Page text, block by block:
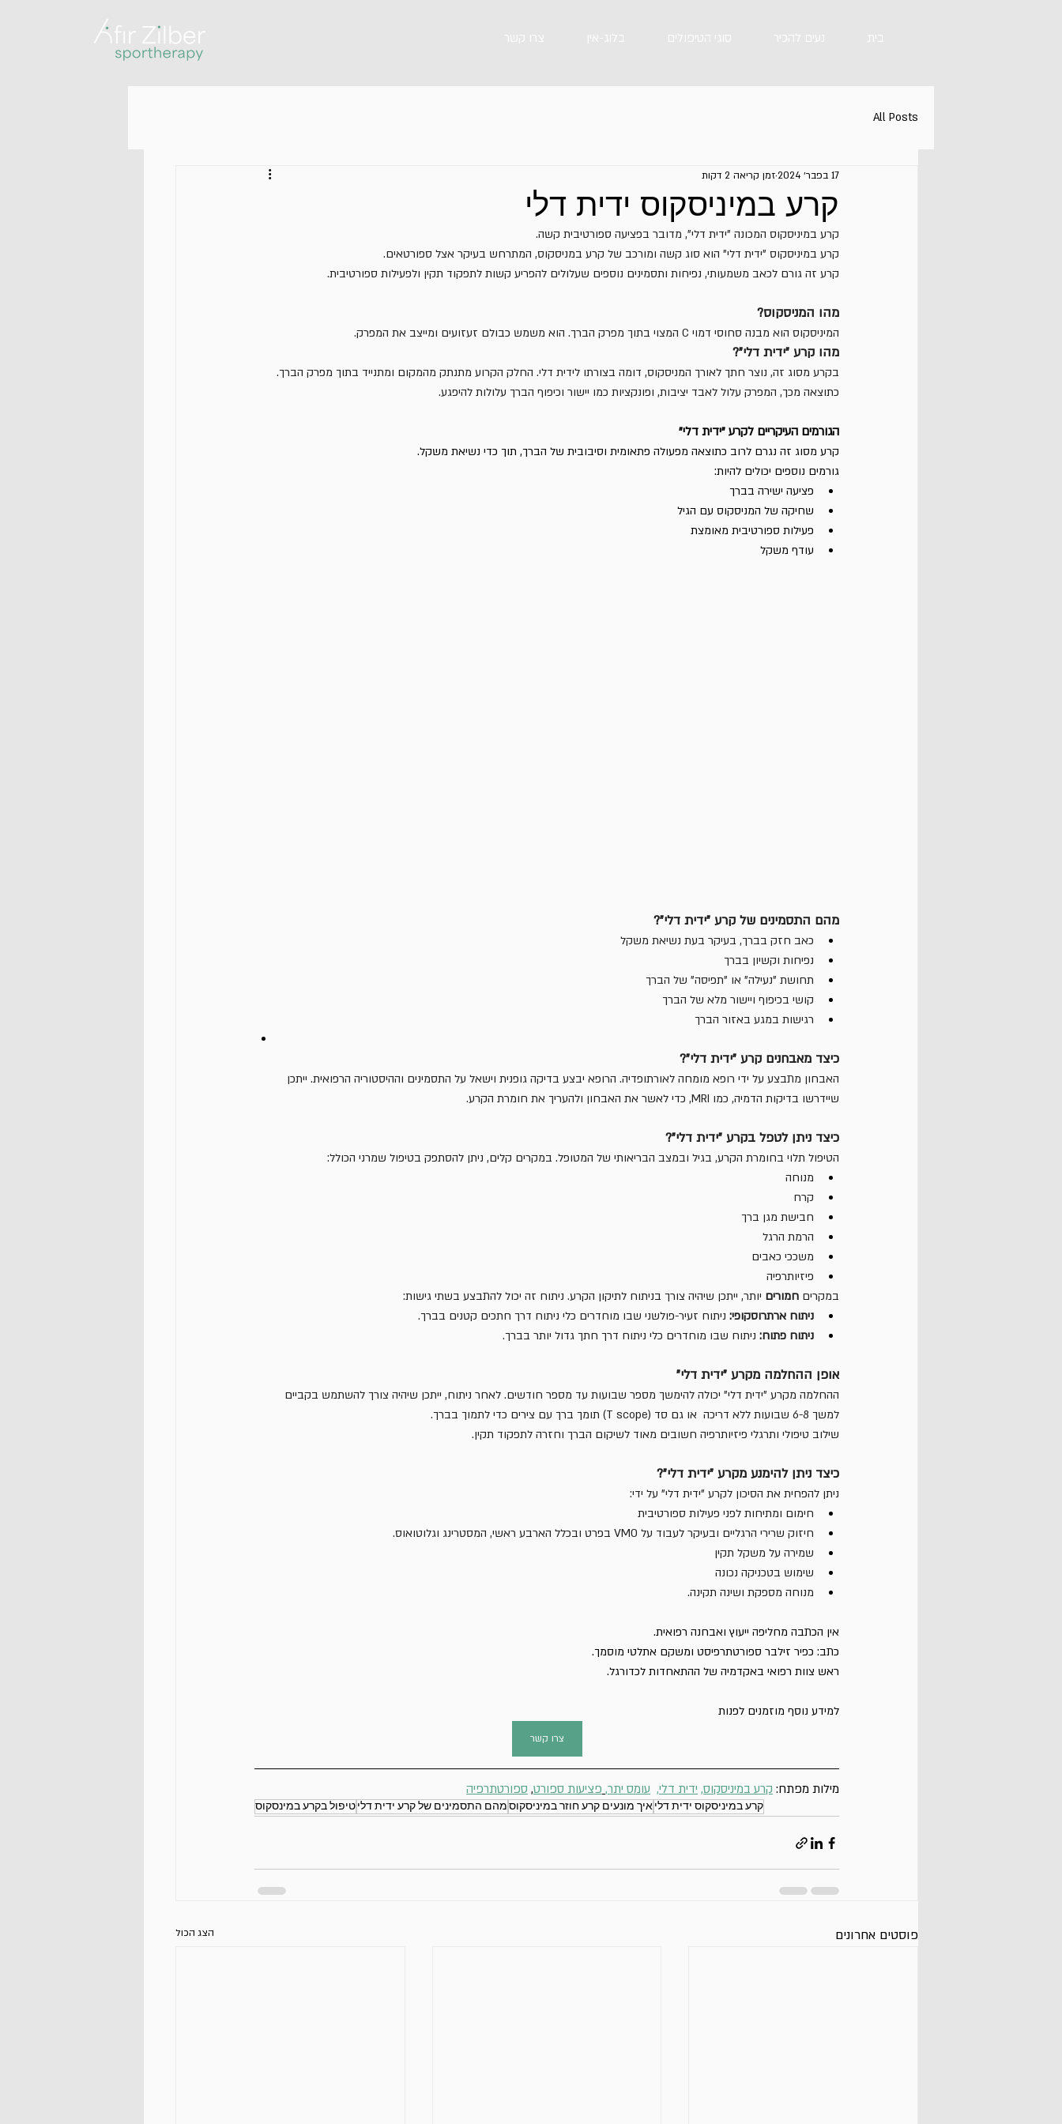
בית נעים להכיר סוגי הטיפולים בלוג-אין צרו קשר
All Posts
קרע במיניסקוס ידית דלי
17 בפבר׳ 2024 זמן קריאה 2 דקות
קרע במיניסקוס המכונה "ידית דלי", מדובר בפציעה ספורטיבית קשה.
קרע במיניסקוס "ידית דלי" הוא סוג קשה ומורכב של קרע במניסקוס, המתרחש בעיקר אצל ספורטאים.
קרע זה גורם לכאב משמעותי, נפיחות ותסמינים נוספים שעלולים להפריע קשות לתפקוד תקין ולפעילות ספורטיבית.
מהו המניסקוס?
המיניסקוס הוא מבנה סחוסי דמוי C המצוי בתוך מפרק הברך. הוא משמש כבולם זעזועים ומייצב את המפרק.
מהו קרע "ידית דלי"?
בקרע מסוג זה, נוצר חתך לאורך המניסקוס, דומה בצורתו לידית דלי. החלק הקרוע מתנתק מהמקום ומתנייד בתוך מפרק הברך.
כתוצאה מכך, המפרק עלול לאבד יציבות, ופונקציות כמו יישור וכיפוף הברך עלולות להיפגע.
הגורמים העיקריים לקרע "ידית דלי"
קרע מסוג זה נגרם לרוב כתוצאה מפעולה פתאומית וסיבובית של הברך, תוך כדי נשיאת משקל.
גורמים נוספים יכולים להיות:
פציעה ישירה בברך
שחיקה של המניסקוס עם הגיל
פעילות ספורטיבית מאומצת
עודף משקל
מהם התסמינים של קרע "ידית דלי"?
כאב חזק בברך, בעיקר בעת נשיאת משקל
נפיחות וקשיון בברך
תחושת "נעילה" או "תפיסה" של הברך
קושי בכיפוף ויישור מלא של הברך
רגישות במגע באזור הברך
כיצד מאבחנים קרע "ידית דלי"?
האבחון מתבצע על ידי רופא מומחה לאורתופדיה. הרופא יבצע בדיקה גופנית וישאל על התסמינים וההיסטוריה הרפואית. ייתכן
שיידרשו בדיקות הדמיה, כמו MRI, כדי לאשר את האבחון ולהעריך את חומרת הקרע.
כיצד ניתן לטפל בקרע "ידית דלי"?
הטיפול תלוי בחומרת הקרע, בגיל ובמצב הבריאותי של המטופל. במקרים קלים, ניתן להסתפק בטיפול שמרני הכולל:
מנוחה
קרח
חבישת מגן ברך
הרמת הרגל
משככי כאבים
פיזיותרפיה
במקרים חמורים יותר, ייתכן שיהיה צורך בניתוח לתיקון הקרע. ניתוח זה יכול להתבצע בשתי גישות:
ניתוח ארתרוסקופי: ניתוח זעיר-פולשני שבו מוחדרים כלי ניתוח דרך חתכים קטנים בברך.
ניתוח פתוח: ניתוח שבו מוחדרים כלי ניתוח דרך חתך גדול יותר בברך.
אופן ההחלמה מקרע "ידית דלי"
ההחלמה מקרע "ידית דלי" יכולה להימשך מספר שבועות עד מספר חודשים. לאחר ניתוח, ייתכן שיהיה צורך להשתמש בקביים
למשך 6-8 שבועות ללא דריכה  או גם סד (T scope) תומך ברך עם צירים כדי לתמוך בברך.
שילוב טיפולי ותרגלי פיזיותרפיה חשובים מאוד לשיקום הברך וחזרה לתפקוד תקין.
כיצד ניתן להימנע מקרע "ידית דלי"?
ניתן להפחית את הסיכון לקרע "ידית דלי" על ידי:
חימום ומתיחות לפני פעילות ספורטיבית
חיזוק שרירי הרגליים ובעיקר לעבוד על VMO בפרט ובכלל הארבע ראשי, המסטרינג וגלוטואוס.
שמירה על משקל תקין
שימוש בטכניקה נכונה
מנוחה מספקת ושינה תקינה.
אין הכתבה מחליפה ייעוץ ואבחנה רפואית.
כתב: כפיר זילבר ספורטתרפיסט ומשקם אתלטי מוסמך.
ראש צוות רפואי באקדמיה של ההתאחדות לכדורגל.
למידע נוסף מוזמנים לפנות
צרו קשר
מילות מפתח: קרע במיניסקוס, ידית דלי, עומס יתר, פציעות ספורט, ספורטתרפיה
קרע במיניסקוס ידית דליאיך מונעים קרע חוזר במיניסקוסמהם התסמינים של קרע ידית דליטיפול בקרע במינסקוס
פוסטים אחרונים הצג הכול